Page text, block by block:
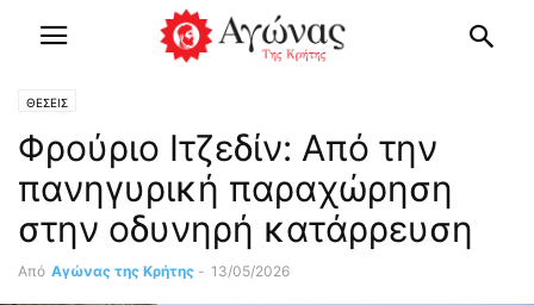
ΘΕΣΕΙΣ
Φρούριο Ιτζεδίν: Από την
πανηγυρική παραχώρηση
στην οδυνηρή κατάρρευση
Από Αγώνας της Κρήτης - 13/05/2026